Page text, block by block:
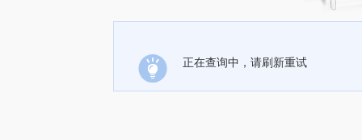
正在查询中，请刷新重试